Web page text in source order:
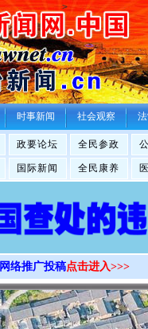
>
时事新闻 社会观察
政要论坛 全民参政
国际新闻 全民康养
网络推广投稿点击进入>>>